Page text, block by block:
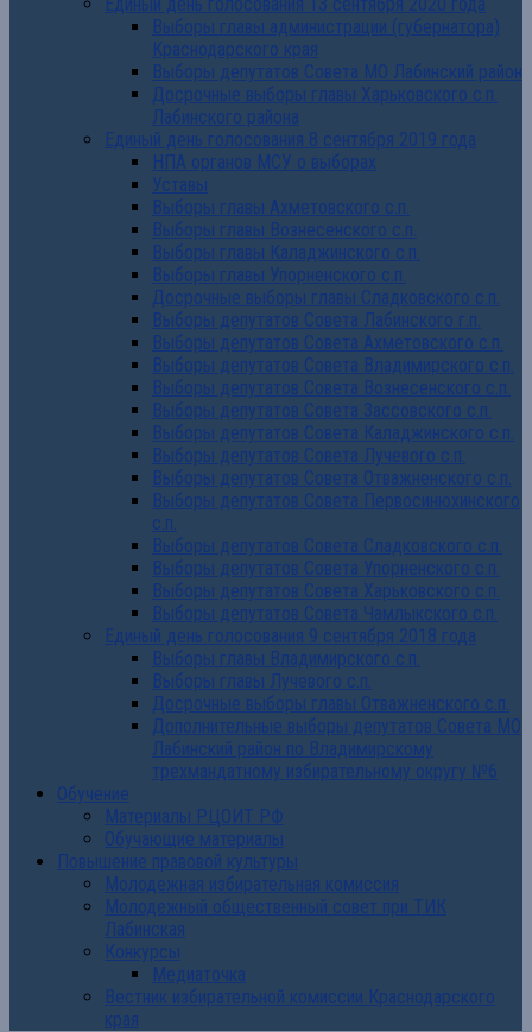
Выборы главы администрации (губернатора)
Краснодарского края
Выборы депутатов Совета МО Лабинский район
Досрочные выборы главы Харьковского с.п.
Лабинского района
Единый день голосования 8 сентября 2019 года
НПА органов МСУ о выборах
Уставы
Выборы главы Ахметовского с.п.
Выборы главы Вознесенского с.п.
Выборы главы Каладжинского с.п.
Выборы главы Упорненского с.п.
Досрочные выборы главы Сладковского с.п.
Выборы депутатов Совета Лабинского г.п.
Выборы депутатов Совета Ахметовского с.п.
Выборы депутатов Совета Владимирского с.п.
Выборы депутатов Совета Вознесенского с.п.
Выборы депутатов Совета Зассовского с.п.
Выборы депутатов Совета Каладжинского с.п.
Выборы депутатов Совета Лучевого с.п.
Выборы депутатов Совета Отважненского с.п.
Выборы депутатов Совета Первосинюхинского
с.п.
Выборы депутатов Совета Сладковского с.п.
Выборы депутатов Совета Упорненского с.п.
Выборы депутатов Совета Харьковского с.п.
Выборы депутатов Совета Чамлыкского с.п.
Единый день голосования 9 сентября 2018 года
Выборы главы Владимирского с.п.
Выборы главы Лучевого с.п.
Досрочные выборы главы Отважненского с.п.
Дополнительные выборы депутатов Совета МО
Лабинский район по Владимирскому
трехмандатному избирательному округу №6
Обучение
Материалы РЦОИТ РФ
Обучающие материалы
Повышение правовой культуры
Молодежная избирательная комиссия
Молодежный общественный совет при ТИК
Лабинская
Конкурсы
Медиаточка
Вестник избирательной комиссии Краснодарского
края